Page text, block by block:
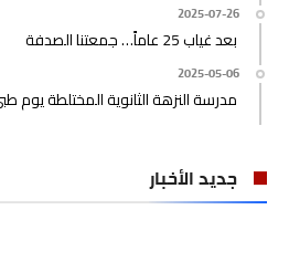
2025-07-26
بعد غياب 25 عاماً… جمعتنا الصدفة
2025-05-06
مدرسة النزهة الثانوية المختلطة
جديد الأخبار